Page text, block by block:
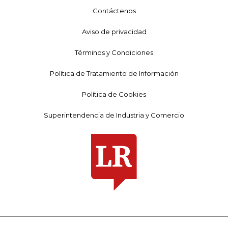
Contáctenos
Aviso de privacidad
Términos y Condiciones
Política de Tratamiento de Información
Política de Cookies
Superintendencia de Industria y Comercio